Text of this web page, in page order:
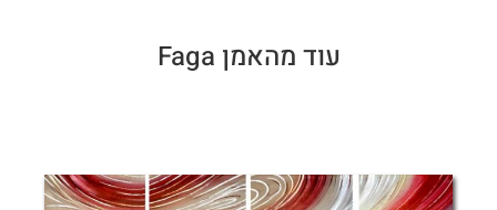
עוד מהאמן Faga